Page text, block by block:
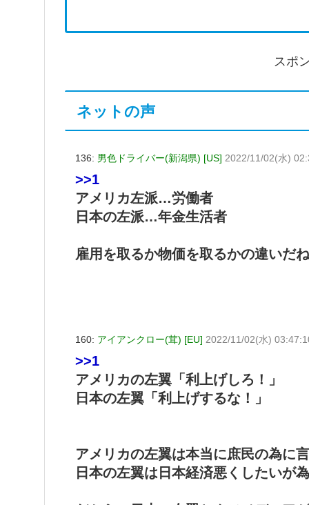
スポ
ネットの声
136: 男色ドライバー(新潟県) [US] 2022/11/02(水)
>>1
アメリカ左派…労働者
日本の左派…年金生活者
雇用を取るか物価を取るかの違いだ
160: アイアンクロー(茸) [EU] 2022/11/02(水)
>>1
アメリカの左翼「利上げしろ！」
日本の左翼「利上げするな！」
アメリカの左翼は本当に庶民の為に
日本の左翼は日本経済悪くしたいが